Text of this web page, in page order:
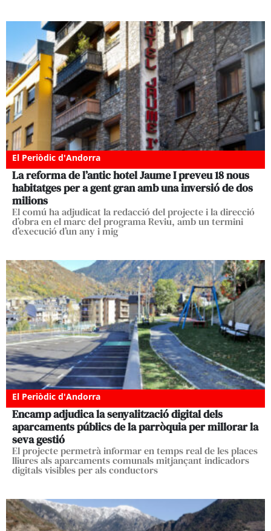
El Periòdic d'Andorra
La reforma de l’antic hotel Jaume I preveu 18 nous
habitatges per a gent gran amb una inversió de dos
milions
El comú ha adjudicat la redacció del projecte i la direcció
d’obra en el marc del programa Reviu, amb un termini
d’execució d’un any i mig
El Periòdic d'Andorra
Encamp adjudica la senyalització digital dels
aparcaments públics de la parròquia per millorar la
seva gestió
El projecte permetrà informar en temps real de les places
lliures als aparcaments comunals mitjançant indicadors
digitals visibles per als conductors